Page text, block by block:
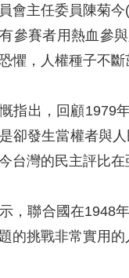
會主任委員陳菊
參賽者用熱血參
懼，人權種子不斷
指出，回顧1979
卻發生當權者與
台灣的民主評比
，聯合國在1948
的挑戰非常實用